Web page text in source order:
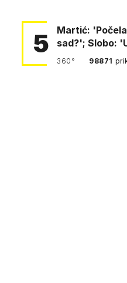
5
Martić:
sad?'; Slobo:
360° 98871